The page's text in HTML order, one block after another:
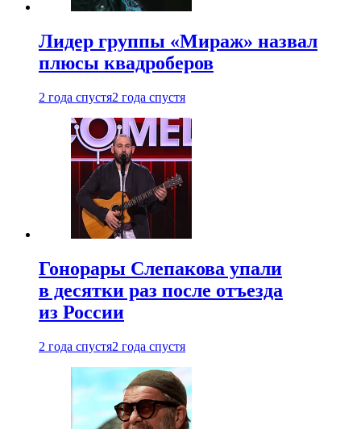
Лидер группы «Мираж» назвал
плюсы квадроберов
2 года спустя2 года спустя
Гонорары Слепакова упали
в десятки раз после отъезда
из России
2 года спустя2 года спустя